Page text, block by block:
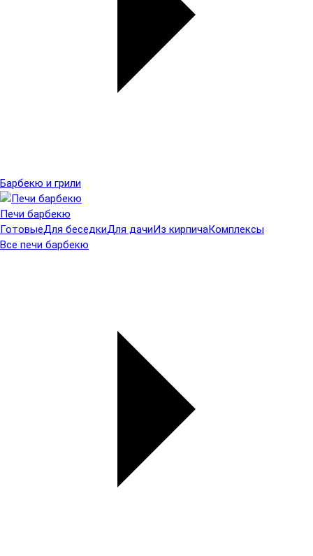
Барбекю и грили
Печи барбекю
ГотовыеДля беседкиДля дачиИз кирпичаКомплексы
Все печи барбекю